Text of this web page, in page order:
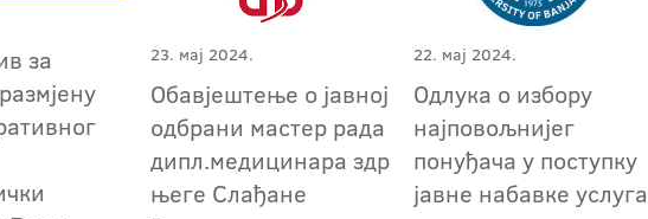
за
23. мај 2024.
Обавјештење о јавној
одбрани мастер рада
дипл.медицинара здравствене
његе Слађане
22. мај 2024.
Одлука о избору
најповољнијег
понуђача у поступку
јавне набавке услуга